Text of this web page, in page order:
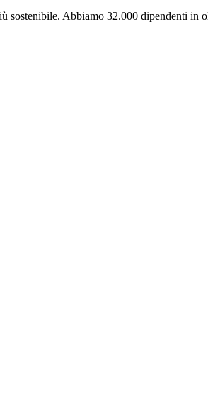
sostenibile. Abbiamo 32.000 dipendenti in